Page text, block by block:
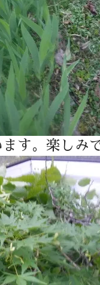
す。楽しみ